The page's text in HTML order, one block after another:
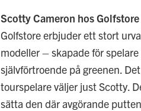
Scotty Cameron hos Golfstore
Golfstore erbjuder ett stort
modeller – skapade för
självförtroende på greenen.
tourspelare väljer just Scotty.
sätta den där avgörande